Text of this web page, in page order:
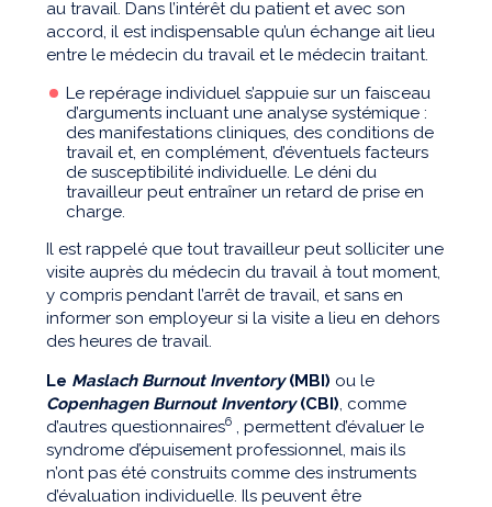
au travail. Dans l’intérêt du patient et avec son
accord, il est indispensable qu’un échange ait lieu
entre le médecin du travail et le médecin traitant.
Le repérage individuel s’appuie sur un faisceau
d’arguments incluant une analyse systémique :
des manifestations cliniques, des conditions de
travail et, en complément, d’éventuels facteurs
de susceptibilité individuelle. Le déni du
travailleur peut entraîner un retard de prise en
charge.
Il est rappelé que tout travailleur peut solliciter une
visite auprès du médecin du travail à tout moment,
y compris pendant l’arrêt de travail, et sans en
informer son employeur si la visite a lieu en dehors
des heures de travail.
Le Maslach Burnout Inventory (MBI) ou le
Copenhagen Burnout Inventory(CBI) , comme
d’autres questionnaires6
, permettent d’évaluer le
syndrome d’épuisement professionnel, mais ils
n’ont pas été construits comme des instruments
d’évaluation individuelle. Ils peuvent être